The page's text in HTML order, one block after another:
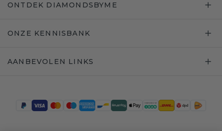
ONTDEK DIAMONDSBYME
ONZE KENNISBANK
AANBEVOLEN LINKS